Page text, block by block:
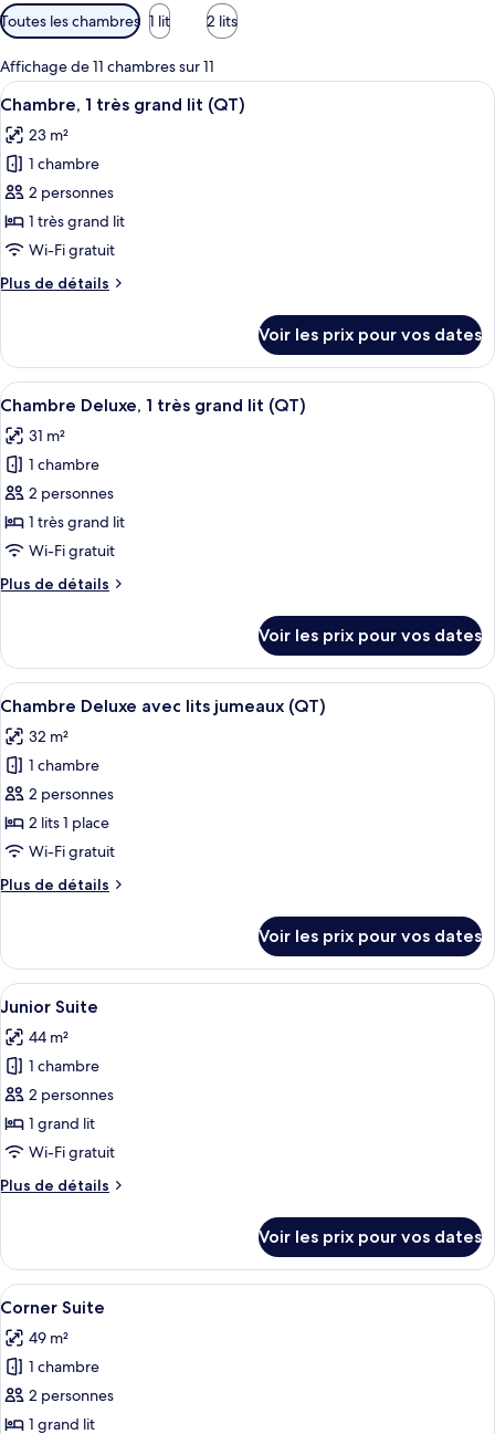
Filtres
disponibles
pour
les
chambres
Toutes les chambres 1 lit 2 lits
Affichage de 11 chambres sur 11
Afficher
toutes
les
photos
pour
ce
type
chambre :
très
grand
lit
(QT)
Une chambre d’hôtel avec un grand
8
Chambre, 1 très grand lit (QT)
23 m²
1 chambre
2 personnes
1 très grand lit
Wi-Fi gratuit
Plus de détails
Plus
le
type
de
Chambre,
grand
lit
(QT)
Voir les prix pour vos dates
Afficher
toutes
les
photos
pour
ce
type
chambre :
très
grand
lit
(QT)
Une chambre d’hôtel avec un
9
Chambre Deluxe, 1 très grand lit (QT)
31 m²
1 chambre
2 personnes
1 très grand lit
Wi-Fi gratuit
Plus de détails
Plus
le
type
de
Chambre
Deluxe,
très
grand
lit
(QT)
Voir les prix pour vos dates
Afficher
toutes
les
photos
pour
ce
type
chambre :
avec
lits
jumeaux
(QT)
Une chambre d’hôtel avec un grand
7
Chambre Deluxe avec lits jumeaux (QT)
32 m²
1 chambre
2 personnes
2 lits 1 place
Wi-Fi gratuit
Plus de détails
Plus
le
type
de
Chambre
Deluxe
lits
jumeaux
(QT)
Voir les prix pour vos dates
Afficher
toutes
les
photos
pour
ce
type
chambre :
Une chambre d’hôtel avec un
5
Junior Suite
44 m²
1 chambre
2 personnes
1 grand lit
Wi-Fi gratuit
Plus de détails
Plus
le
type
de
Junior
Suite
Voir les prix pour vos dates
Afficher
toutes
les
photos
pour
ce
Une chambre bien éclairée, avec un
5
Corner Suite
49 m²
1 chambre
2 personnes
1 grand lit